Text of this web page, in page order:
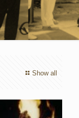
Show all